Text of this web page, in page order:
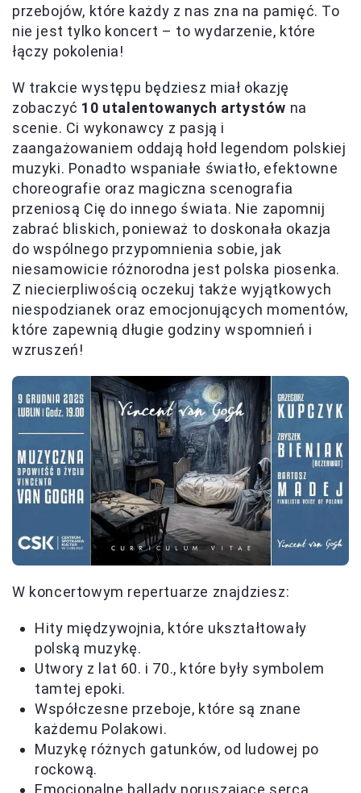
przebojów, które każdy z nas zna na pamięć. To
nie jest tylko koncert – to wydarzenie, które
łączy pokolenia!
W trakcie występu będziesz miał okazję
zobaczyć 10 utalentowanych artystów na
scenie. Ci wykonawcy z pasją i
zaangażowaniem oddają hołd legendom polskiej
muzyki. Ponadto wspaniałe światło, efektowne
choreografie oraz magiczna scenografia
przeniosą Cię do innego świata. Nie zapomnij
zabrać bliskich, ponieważ to doskonała okazja
do wspólnego przypomnienia sobie, jak
niesamowicie różnorodna jest polska piosenka.
Z niecierpliwością oczekuj także wyjątkowych
niespodzianek oraz emocjonujących momentów,
które zapewnią długie godziny wspomnień i
wzruszeń!
W koncertowym repertuarze znajdziesz:
Hity międzywojnia, które ukształtowały
polską muzykę.
Utwory z lat 60. i 70., które były symbolem
tamtej epoki.
Współczesne przeboje, które są znane
każdemu Polakowi.
Muzykę różnych gatunków, od ludowej po
rockową.
Emocjonalne ballady poruszające serca.